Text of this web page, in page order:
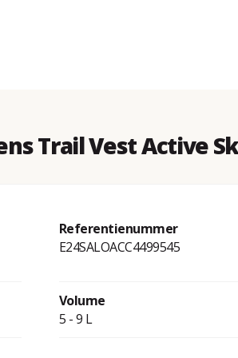
Trail Vest Active
Referentienummer
E24SALOACC4499545
Volume
5 - 9 L